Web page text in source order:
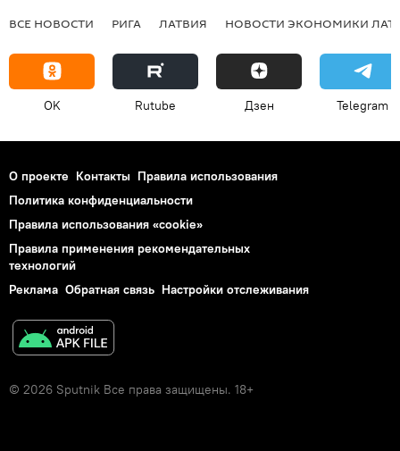
ВСЕ НОВОСТИ РИГА ЛАТВИЯ НОВОСТИ ЭКОНОМИКИ
OK Rutube Дзен Telegram
О проекте Контакты Правила использования
Политика конфиденциальности
Правила использования «cookie»
Правила применения рекомендательных
технологий
Реклама Обратная связь Настройки отслеживания
© 2026 Sputnik Все права защищены. 18+